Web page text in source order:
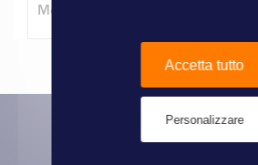
Modalità di consegna
Accetta tutto
Personalizzare